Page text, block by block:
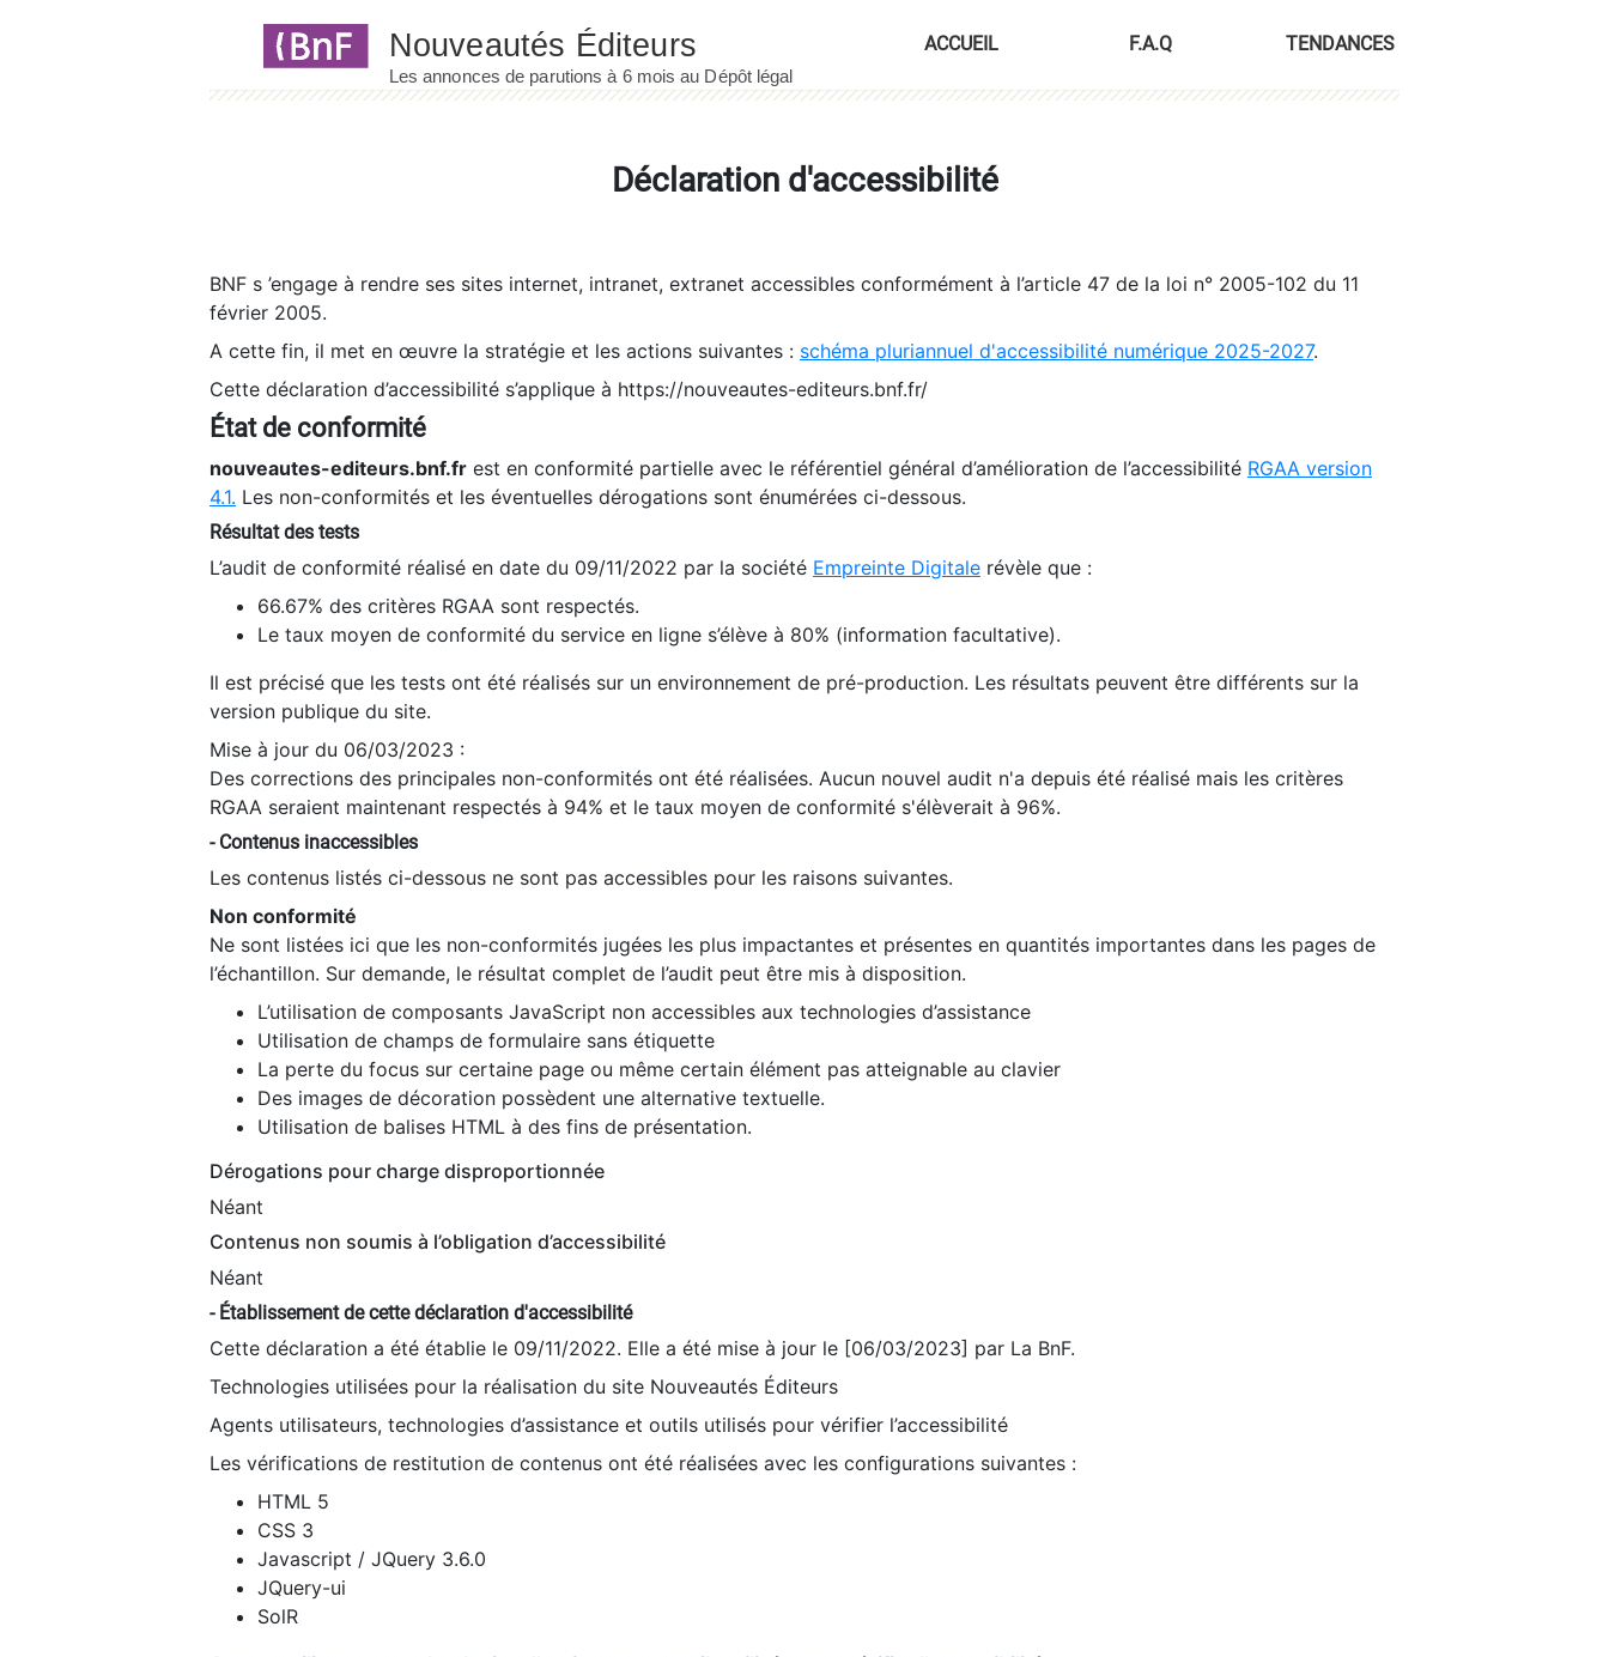
ACCUEIL F.A.Q TENDANCES
Déclaration d'accessibilité
BNF s ’engage à rendre ses sites internet, intranet, extranet accessibles conformément à l’article 47 de la loi n° 2005-102 du 11
février 2005.
A cette fin, il met en œuvre la stratégie et les actions suivantes : schéma pluriannuel d'accessibilité numérique 2025-2027.
Cette déclaration d’accessibilité s’applique à https://nouveautes-editeurs.bnf.fr/
État de conformité
nouveautes-editeurs.bnf.fr est en conformité partielle avec le référentiel général d’amélioration de l’accessibilité RGAA version
4.1. Les non-conformités et les éventuelles dérogations sont énumérées ci-dessous.
Résultat des tests
L’audit de conformité réalisé en date du 09/11/2022 par la société Empreinte Digitale révèle que :
66.67% des critères RGAA sont respectés.
Le taux moyen de conformité du service en ligne s’élève à 80% (information facultative).
Il est précisé que les tests ont été réalisés sur un environnement de pré-production. Les résultats peuvent être différents sur la
version publique du site.
Mise à jour du 06/03/2023 :
Des corrections des principales non-conformités ont été réalisées. Aucun nouvel audit n'a depuis été réalisé mais les critères
RGAA seraient maintenant respectés à 94% et le taux moyen de conformité s'élèverait à 96%.
- Contenus inaccessibles
Les contenus listés ci-dessous ne sont pas accessibles pour les raisons suivantes.
Non conformité
Ne sont listées ici que les non-conformités jugées les plus impactantes et présentes en quantités importantes dans les pages de
l’échantillon. Sur demande, le résultat complet de l’audit peut être mis à disposition.
L’utilisation de composants JavaScript non accessibles aux technologies d’assistance
Utilisation de champs de formulaire sans étiquette
La perte du focus sur certaine page ou même certain élément pas atteignable au clavier
Des images de décoration possèdent une alternative textuelle.
Utilisation de balises HTML à des fins de présentation.
Dérogations pour charge disproportionnée
Néant
Contenus non soumis à l’obligation d’accessibilité
Néant
- Établissement de cette déclaration d'accessibilité
Cette déclaration a été établie le 09/11/2022. Elle a été mise à jour le [06/03/2023] par La BnF.
Technologies utilisées pour la réalisation du site Nouveautés Éditeurs
Agents utilisateurs, technologies d’assistance et outils utilisés pour vérifier l’accessibilité
Les vérifications de restitution de contenus ont été réalisées avec les configurations suivantes :
HTML 5
CSS 3
Javascript / JQuery 3.6.0
JQuery-ui
SolR